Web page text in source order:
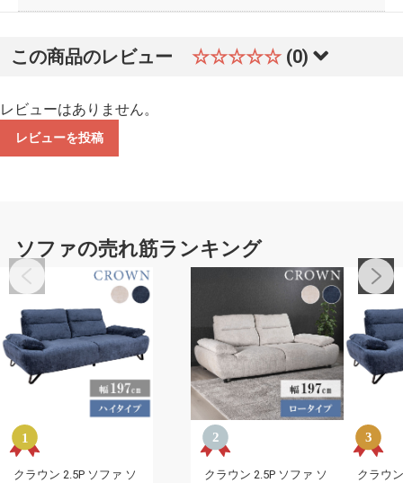
この商品のレビュー ☆☆☆☆☆ (0)
レビューはありません。
レビューを投稿
ソファの売れ筋ランキング
クラウン 2.5P ソファ ソ
クラウン 2.5P ソファ ソ
クラウ